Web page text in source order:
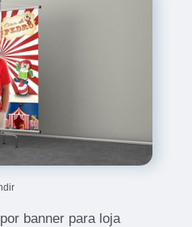
banner para loja